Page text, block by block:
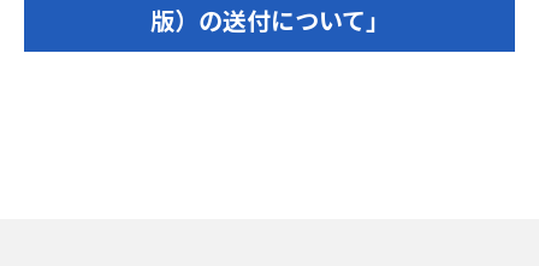
版）の送付について」